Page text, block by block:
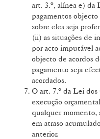
art. 3.º, alínea e) da
pagamentos
sobre eles seja
(ii) as situações de
por acto imputável
objecto de acordos
pagamento seja
acordados.
O art. 7.º da Lei
execução
qualquer momento,
em atraso
anterior.